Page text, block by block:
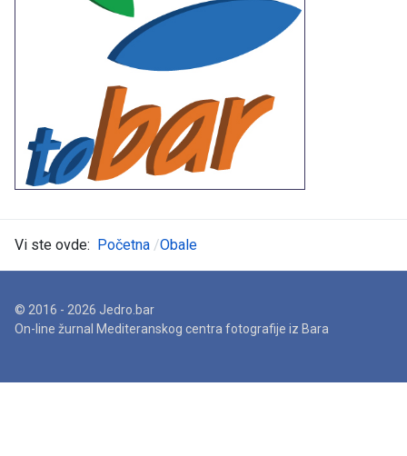
Vi ste ovde: Početna Obale
© 2016 - 2026 Jedro.bar
On-line žurnal Mediteranskog centra fotografije iz Bara